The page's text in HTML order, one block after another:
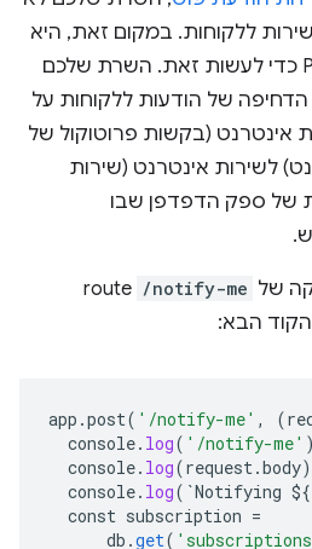
ללקוחות. במקום זאת, היא
מסתמכת על שירות Push כדי לעשות זאת. השרת שלכם
של הודעות ללקוחות על
אינטרנט (בקשות פרוטוקול של
לשירות אינטרנט (שירות
של ספק הדפדפן שבו
של /notify-me
route
app .post( '/notify-me' , (
console. log( '/notify-me'
console. log(request.body
console. log( `Notifying ${
const subscription =
db .get(